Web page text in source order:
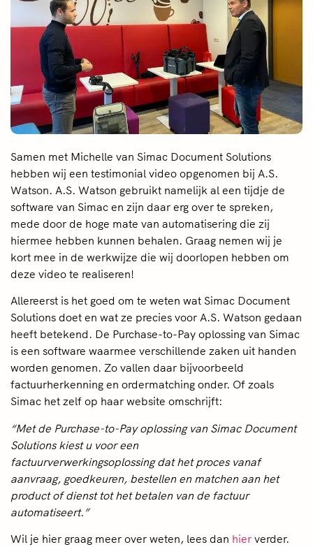
Samen met Michelle van Simac Document Solutions
hebben wij een testimonial video opgenomen bij A.S.
Watson. A.S. Watson gebruikt namelijk al een tijdje de
software van Simac en zijn daar erg over te spreken,
mede door de hoge mate van automatisering die zij
hiermee hebben kunnen behalen. Graag nemen wij je
kort mee in de werkwijze die wij doorlopen hebben om
deze video te realiseren!
Allereerst is het goed om te weten wat Simac Document
Solutions doet en wat ze precies voor A.S. Watson gedaan
heeft betekend. De Purchase-to-Pay oplossing van Simac
is een software waarmee verschillende zaken uit handen
worden genomen. Zo vallen daar bijvoorbeeld
factuurherkenning en ordermatching onder. Of zoals
Simac het zelf op haar website omschrijft:
“Met de Purchase-to-Pay oplossing van Simac Document
Solutions kiest u voor een
factuurverwerkingsoplossing dat het proces vanaf
aanvraag, goedkeuren, bestellen en matchen aan het
product of dienst tot het betalen van de factuur
automatiseert.”
Wil je hier graag meer over weten, lees dan hier verder.